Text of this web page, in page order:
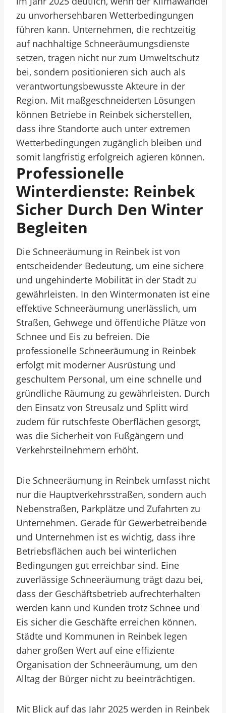
zu unvorhersehbaren Wetterbedingungen
führen kann. Unternehmen, die rechtzeitig
auf nachhaltige Schneeräumungsdienste
setzen, tragen nicht nur zum Umweltschutz
bei, sondern positionieren sich auch als
verantwortungsbewusste Akteure in der
Region. Mit maßgeschneiderten Lösungen
können Betriebe in Reinbek sicherstellen,
dass ihre Standorte auch unter extremen
Wetterbedingungen zugänglich bleiben und
somit langfristig erfolgreich agieren können.
Professionelle
Winterdienste: Reinbek
Sicher Durch Den Winter
Begleiten
Die Schneeräumung in Reinbek ist von
entscheidender Bedeutung, um eine sichere
und ungehinderte Mobilität in der Stadt zu
gewährleisten. In den Wintermonaten ist eine
effektive Schneeräumung unerlässlich, um
Straßen, Gehwege und öffentliche Plätze von
Schnee und Eis zu befreien. Die
professionelle Schneeräumung in Reinbek
erfolgt mit moderner Ausrüstung und
geschultem Personal, um eine schnelle und
gründliche Räumung zu gewährleisten. Durch
den Einsatz von Streusalz und Splitt wird
zudem für rutschfeste Oberflächen gesorgt,
was die Sicherheit von Fußgängern und
Verkehrsteilnehmern erhöht.
Die Schneeräumung in Reinbek umfasst nicht
nur die Hauptverkehrsstraßen, sondern auch
Nebenstraßen, Parkplätze und Zufahrten zu
Unternehmen. Gerade für Gewerbetreibende
und Unternehmen ist es wichtig, dass ihre
Betriebsflächen auch bei winterlichen
Bedingungen gut erreichbar sind. Eine
zuverlässige Schneeräumung trägt dazu bei,
dass der Geschäftsbetrieb aufrechterhalten
werden kann und Kunden trotz Schnee und
Eis sicher die Geschäfte erreichen können.
Städte und Kommunen in Reinbek legen
daher großen Wert auf eine effiziente
Organisation der Schneeräumung, um den
Alltag der Bürger nicht zu beeinträchtigen.
Mit Blick auf das Jahr 2025 werden in Reinbek